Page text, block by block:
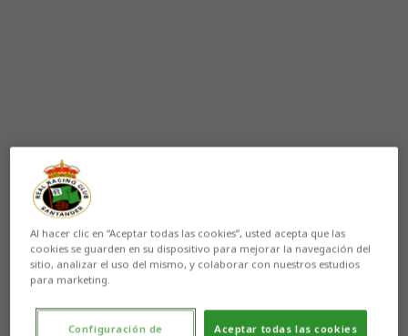
Al hacer clic en “Aceptar todas las cookies”, usted acepta que las
cookies se guarden en su dispositivo para mejorar la navegación del
sitio, analizar el uso del mismo, y colaborar con nuestros estudios
para marketing.
Aceptar todas las cookies
Configuración de